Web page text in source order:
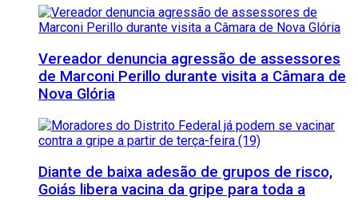
Vereador denuncia agressão de assessores
de Marconi Perillo durante visita a Câmara de
Nova Glória
Diante de baixa adesão de grupos de risco,
Goiás libera vacina da gripe para toda a